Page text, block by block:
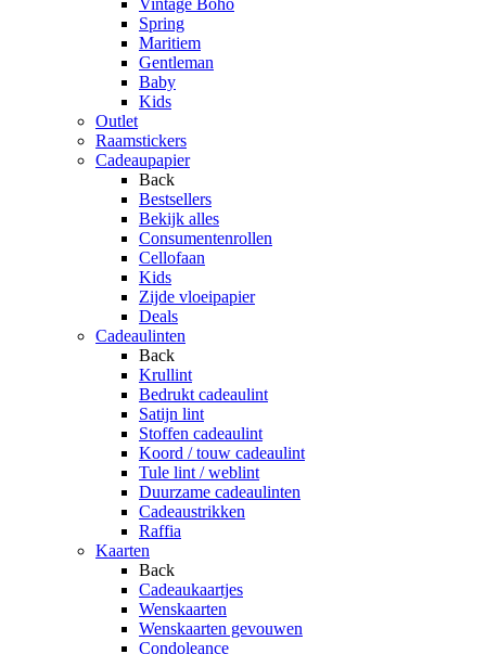
Vintage Boho
Spring
Maritiem
Gentleman
Baby
Kids
Outlet
Raamstickers
Cadeaupapier
Back
Bestsellers
Bekijk alles
Consumentenrollen
Cellofaan
Kids
Zijde vloeipapier
Deals
Cadeaulinten
Back
Krullint
Bedrukt cadeaulint
Satijn lint
Stoffen cadeaulint
Koord / touw cadeaulint
Tule lint / weblint
Duurzame cadeaulinten
Cadeaustrikken
Raffia
Kaarten
Back
Cadeaukaartjes
Wenskaarten
Wenskaarten gevouwen
Condoleance